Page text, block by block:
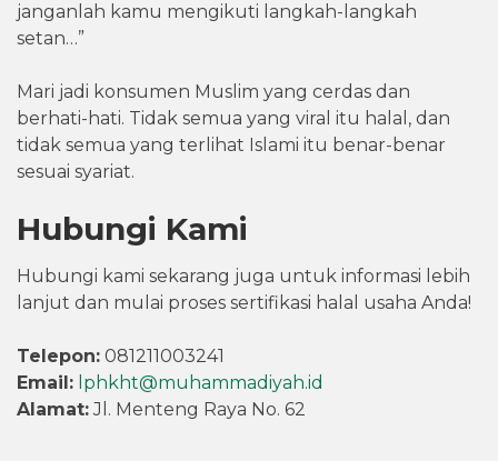
janganlah kamu mengikuti langkah-langkah
setan…”
Mari jadi konsumen Muslim yang cerdas dan
berhati-hati. Tidak semua yang viral itu halal, dan
tidak semua yang terlihat Islami itu benar-benar
sesuai syariat.
Hubungi Kami
Hubungi kami sekarang juga untuk informasi lebih
lanjut dan mulai proses sertifikasi halal usaha Anda!
Telepon: 081211003241
Email: lphkht@muhammadiyah.id
Alamat:Jl. Menteng Raya No. 62